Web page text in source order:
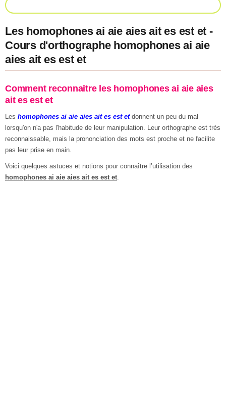
Les homophones ai aie aies ait es est et -
Cours d'orthographe homophones ai aie
aies ait es est et
Comment reconnaitre les homophones ai aie aies
ait es est et
Les homophones ai aie aies ait es est etdonnent un peu du mal
lorsqu'on n'a pas l'habitude de leur manipulation. Leur orthographe est très
reconnaissable, mais la prononciation des mots est proche et ne facilite
pas leur prise en main.
Voici quelques astuces et notions pour connaître l’utilisation des
homophones ai aie aies ait es est et